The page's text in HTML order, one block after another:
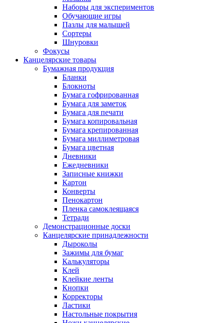
Наборы для экспериментов
Обучающие игры
Пазлы для малышей
Сортеры
Шнуровки
Фокусы
Канцелярские товары
Бумажная продукция
Бланки
Блокноты
Бумага гофрированная
Бумага для заметок
Бумага для печати
Бумага копировальная
Бумага крепированная
Бумага миллиметровая
Бумага цветная
Дневники
Ежедневники
Записные книжки
Картон
Конверты
Пенокартон
Пленка самоклеящаяся
Тетради
Демонстрационные доски
Канцелярские принадлежности
Дыроколы
Зажимы для бумаг
Калькуляторы
Клей
Клейкие ленты
Кнопки
Корректоры
Ластики
Настольные покрытия